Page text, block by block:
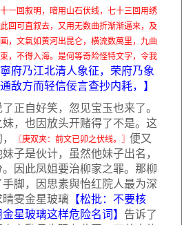
一回叙明，暗用山石伏线，七十三回用绣
回可直叙去，又用无数曲折渐渐逼来，及
，文氣如黄河出昆仑，横流数萬里，九曲
，不得入海。是何等奇险怪特文字，令我
寧府乃江北清人象征，荣府乃象
敌方而轻信佞言查抄内耗，】
自好笑，忽见宝玉也来了。
，也因放头开赌得了不是。这
〖庚双夹：前文已卯之伏线。〗 便又
子是伙计，虽然他妹子出名，
因此凤姐要治柳家之罪。那柳
脚，因思素與怡红院人最为深
雯金星玻璃 【松批：不要核
星玻璃这样危险名词】 告诉了